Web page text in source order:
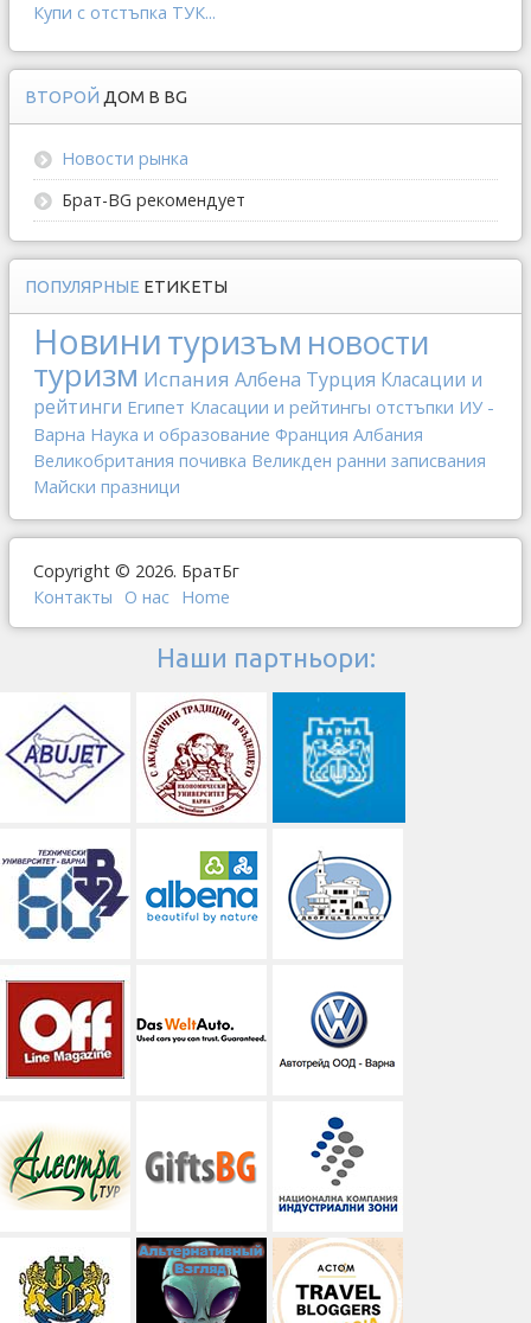
Купи с отстъпка ТУК...
ВТОРОЙ ДОМ В BG
Новости рынка
Брат-BG рекомендует
ПОПУЛЯРНЫЕ ЕТИКЕТЫ
Новинитуризъм новости
туризм Испания Албена Турция Класации и
рейтинги Египет Класации и рейтингы отстъпки ИУ -
Варна Наука и образование Франция Албания
Великобритания почивка Великден ранни записвания
Майски празници
Copyright © 2026. БратБг
Контакты
О наc Home
Наши партньори: